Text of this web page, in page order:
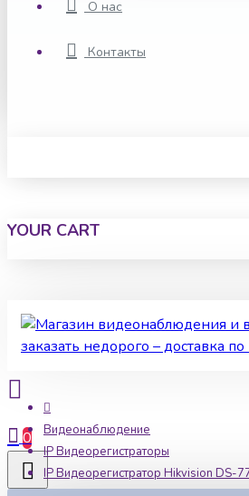
О нас
Контакты
YOUR CART
0
Видеонаблюдение
IP Видеорегистраторы
IP Видеорегистратор Hikvision DS-